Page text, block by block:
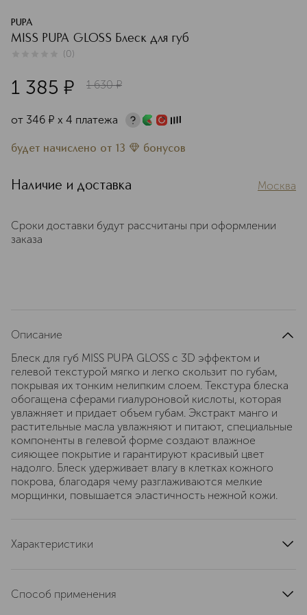
PUPA
MISS PUPA GLOSS Блеск для губ
(0)
1 385 ¤ 1 630 ¤
от 346 ¤ х 4 платежа
будет начислено от 13 бонусов
Наличие и доставка Москва
Сроки доставки будут рассчитаны при оформлении
заказа
Описание
Блеск для губ MISS PUPA GLOSS с 3D эффектом и
гелевой текстурой мягко и легко скользит по губам,
покрывая их тонким нелипким слоем. Текстура блеска
обогащена сферами гиалуроновой кислоты, которая
увлажняет и придает объем губам. Экстракт манго и
растительные масла увлажняют и питают, специальные
компоненты в гелевой форме создают влажное
сияющее покрытие и гарантируют красивый цвет
надолго. Блеск удерживает влагу в клетках кожного
покрова, благодаря чему разглаживаются мелкие
морщинки, повышается эластичность нежной кожи.
Характеристики
страна производства
Способ применения